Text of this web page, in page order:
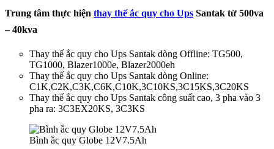
Trung tâm thực hiện thay thế ắc quy cho Ups Santak từ 500va
– 40kva
Thay thế ắc quy cho Ups Santak dòng Offline: TG500,
TG1000, Blazer1000e, Blazer2000eh
Thay thế ắc quy cho Ups Santak dòng Online:
C1K,C2K,C3K,C6K,C10K,3C10KS,3C15KS,3C20KS
Thay thế ắc quy cho Ups Santak công suất cao, 3 pha vào 3
pha ra: 3C3EX20KS, 3C3KS
Bình ắc quy Globe 12V7.5Ah